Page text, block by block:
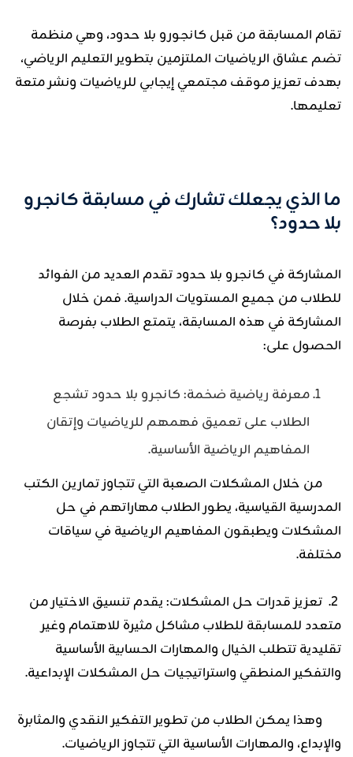
تقام المسابقة من قبل كانجورو بلا حدود، وهي منظمة
تضم عشاق الرياضيات الملتزمين بتطوير التعليم الرياضي،
بهدف تعزيز موقف مجتمعي إيجابي للرياضيات ونشر متعة
تعليمها.
ما الذي يجعلك تشارك في مسابقة كانجرو
بلا حدود؟
المشاركة في كانجرو بلا حدود تقدم العديد من الفوائد
للطلاب من جميع المستويات الدراسية. فمن خلال
المشاركة في هذه المسابقة، يتمتع الطلاب بفرصة
الحصول على:
معرفة رياضية ضخمة: كانجرو بلا حدود تشجع
الطلاب على تعميق فهمهم للرياضيات وإتقان
المفاهيم الرياضية الأساسية.
من خلال المشكلات الصعبة التي تتجاوز تمارين الكتب
المدرسية القياسية، يطور الطلاب مهاراتهم في حل
المشكلات ويطبقون المفاهيم الرياضية في سياقات
مختلفة.
2. تعزيز قدرات حل المشكلات: يقدم تنسيق الاختيار من
متعدد للمسابقة للطلاب مشاكل مثيرة للاهتمام وغير
تقليدية تتطلب الخيال والمهارات الحسابية الأساسية
والتفكير المنطقي واستراتيجيات حل المشكلات الإبداعية.
وهذا يمكن الطلاب من تطوير التفكير النقدي والمثابرة
والإبداع، والمهارات الأساسية التي تتجاوز الرياضيات.